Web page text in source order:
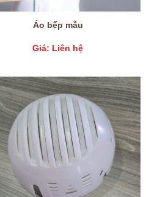
Áo bếp mẫu
Giá: Liên hệ